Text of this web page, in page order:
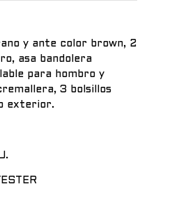
y ante color brown, 2
asa bandolera
para hombro y
3 bolsillos
exterior.